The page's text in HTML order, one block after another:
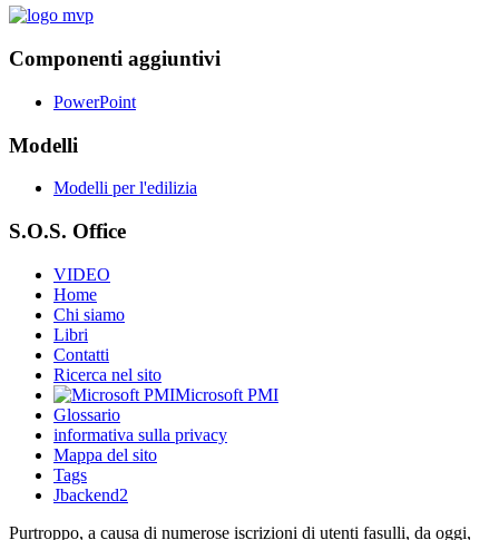
Componenti aggiuntivi
PowerPoint
Modelli
Modelli per l'edilizia
S.O.S. Office
VIDEO
Home
Chi siamo
Libri
Contatti
Ricerca nel sito
Microsoft PMI
Glossario
informativa sulla privacy
Mappa del sito
Tags
Jbackend2
Purtroppo, a causa di numerose iscrizioni di utenti fasulli, da oggi,